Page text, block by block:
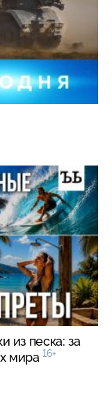
из песка: за
мира 16+